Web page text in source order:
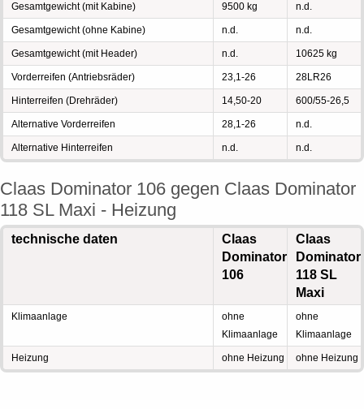
Gesamtgewicht (mit Kabine) 9500 kg n.d.
Gesamtgewicht (ohne Kabine) n.d. n.d.
Gesamtgewicht (mit Header) n.d. 10625 kg
Vorderreifen (Antriebsräder) 23,1-26 28LR26
Hinterreifen (Drehräder) 14,50-20 600/55-26,5
Alternative Vorderreifen 28,1-26 n.d.
Alternative Hinterreifen n.d. n.d.
Claas Dominator 106 gegen Claas Dominator
118 SL Maxi - Heizung
technische daten
Claas
Dominator
106
Claas
Dominator
118 SL
Maxi
Klimaanlage
ohne
Klimaanlage
ohne
Klimaanlage
Heizung ohne Heizung ohne Heizung